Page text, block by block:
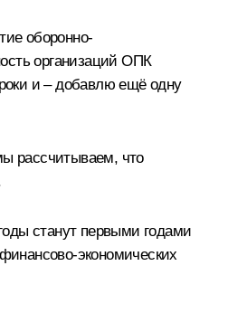
оборонно-
организаций ОПК
и – добавлю ещё одну
рассчитываем, что
станут первыми годами
экономических